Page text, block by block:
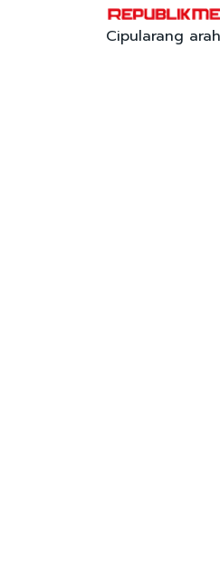
Cipularang